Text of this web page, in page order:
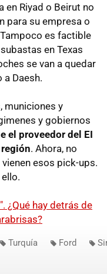
en Riyad o Beirut no
para su empresa o
es factible
en Texas
se van a quedar
a Daesh.
municiones y
y gobiernos
el proveedor del EI
. Ahora, no
esos pick-ups.
¿Qué hay detrás de
Turquía Ford